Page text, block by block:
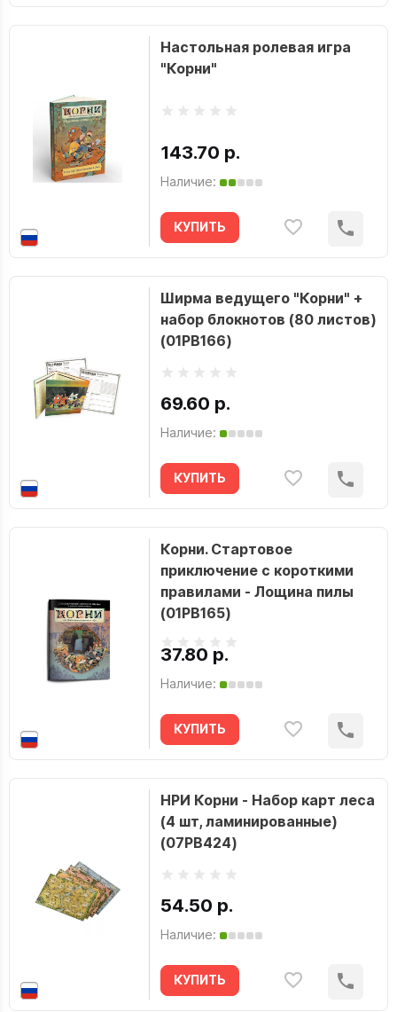
Настольная ролевая игра
"Корни"
143.70 р.
Наличие:
КУПИТЬ
Ширма ведущего "Корни" +
набор блокнотов (80 листов)
(01PB166)
69.60 р.
Наличие:
КУПИТЬ
Корни. Стартовое
приключение с короткими
правилами - Лощина пилы
(01PB165)
37.80 р.
Наличие:
КУПИТЬ
НРИ Корни - Набор карт леса
(4 шт, ламинированные)
(07PB424)
54.50 р.
Наличие:
КУПИТЬ